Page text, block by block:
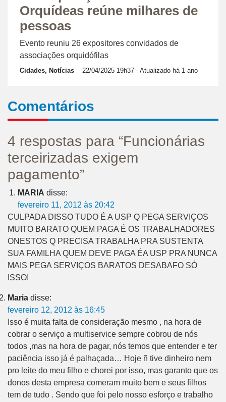
Orquídeas reúne milhares de
pessoas
Evento reuniu 26 expositores convidados de
associações orquidófilas
Cidades, Notícias 22/04/2025 19h37 - Atualizado há 1 ano
Comentários
4 respostas para “Funcionárias
terceirizadas exigem
pagamento”
MARIA disse:
fevereiro 11, 2012 às 20:42
CULPADA DISSO TUDO É A USP Q PEGA SERVIÇOS
MUITO BARATO QUEM PAGA É OS TRABALHADORES
ONESTOS Q PRECISA TRABALHA PRA SUSTENTA
SUA FAMILHA QUEM DEVE PAGA ÉA USP PRA NUNCA
MAIS PEGA SERVIÇOS BARATOS DESABAFO SÓ
ISSO!
Maria disse:
fevereiro 12, 2012 às 16:45
Isso é muita falta de consideração mesmo , na hora de
cobrar o serviço a multiservice sempre cobrou de nós
todos ,mas na hora de pagar, nós temos que entender e ter
paciência isso já é palhaçada… Hoje ñ tive dinheiro nem
pro leite do meu filho e chorei por isso, mas garanto que os
donos desta empresa comeram muito bem e seus filhos
tem de tudo . Sendo que foi pelo nosso esforço e trabalho